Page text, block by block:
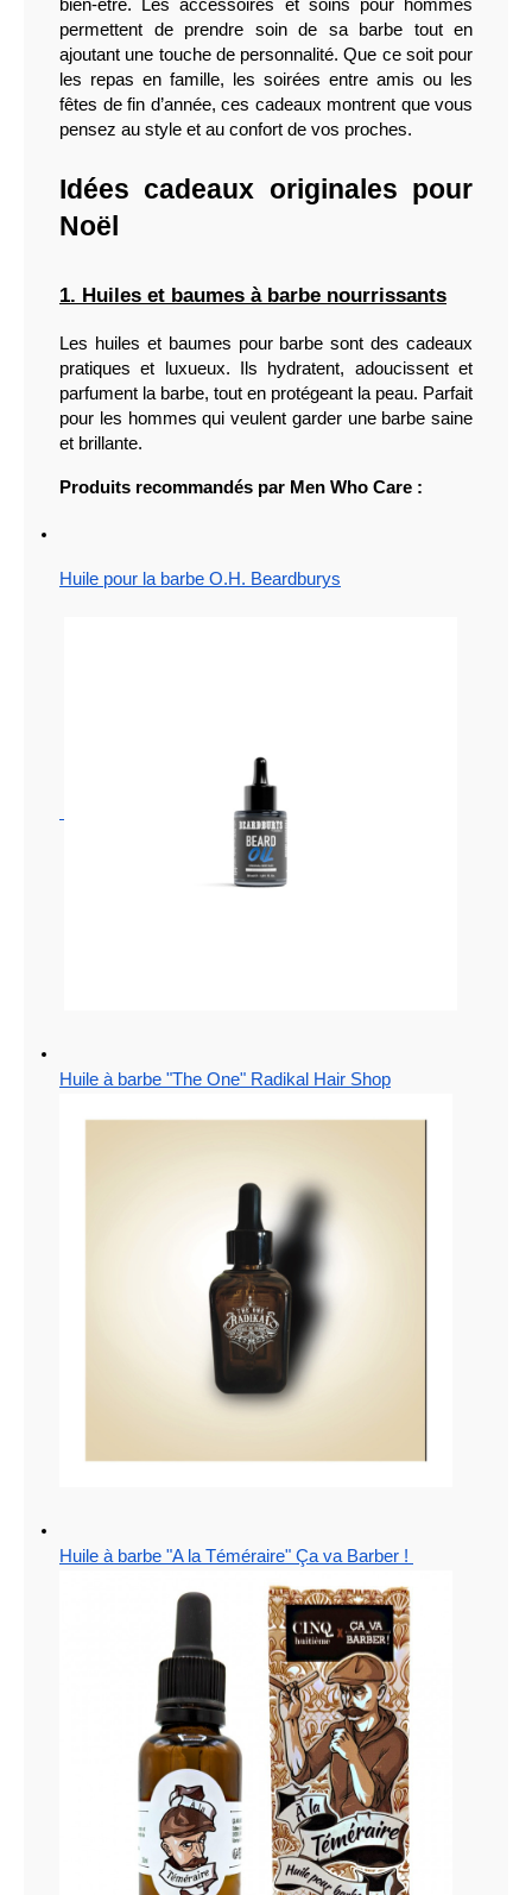
bien-être. Les accessoires et soins pour hommes
permettent de prendre soin de sa barbe tout en
ajoutant une touche de personnalité. Que ce soit pour
les repas en famille, les soirées entre amis ou les
fêtes de fin d’année, ces cadeaux montrent que vous
pensez au style et au confort de vos proches.
Idées cadeaux originales pour
Noël
1. Huiles et baumes à barbe nourrissants
Les huiles et baumes pour barbe sont des cadeaux
pratiques et luxueux. Ils hydratent, adoucissent et
parfument la barbe, tout en protégeant la peau. Parfait
pour les hommes qui veulent garder une barbe saine
et brillante.
Produits recommandés par Men Who Care :
Huile pour la barbe O.H. Beardburys
Huile à barbe "The One" Radikal Hair Shop
Huile à barbe "A la Téméraire" Ça va Barber !